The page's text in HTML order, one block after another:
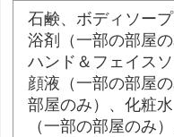
石鹸、ボディソー
浴剤（一部の部屋
ハンド＆フェイス
顔液（一部の部屋
部屋のみ）、化粧
（一部の部屋のみ